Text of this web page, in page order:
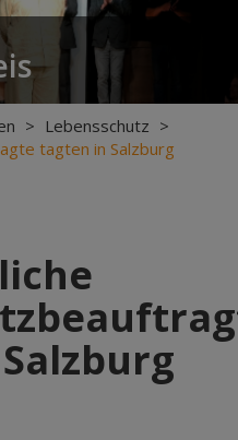
> Lebensschutz >
tagten in Salzburg